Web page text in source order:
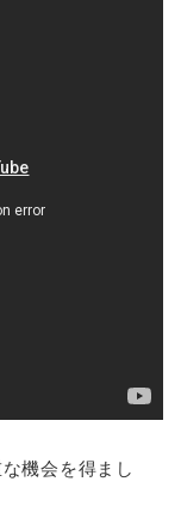
機会を得まし